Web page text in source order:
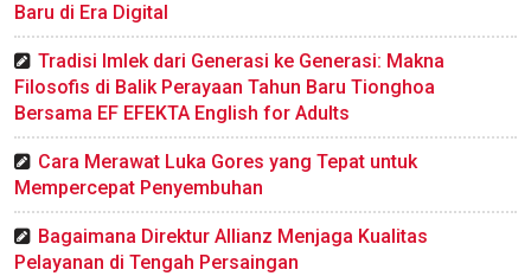
Baru di Era Digital
Tradisi Imlek dari Generasi ke Generasi: Makna
Filosofis di Balik Perayaan Tahun Baru Tionghoa
Bersama EF EFEKTA English for Adults
Cara Merawat Luka Gores yang Tepat untuk
Mempercepat Penyembuhan
Bagaimana Direktur Allianz Menjaga Kualitas
Pelayanan di Tengah Persaingan